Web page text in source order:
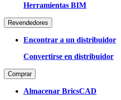
Herramientas BIM
Revendedores
Encontrar a un distribuidor
Convertirse en distribuidor
Comprar
Almacenar BricsCAD